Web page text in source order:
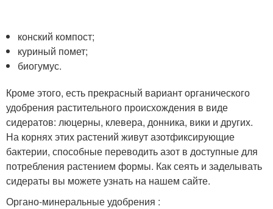
конский компост;
куриный помет;
биогумус.
Кроме этого, есть прекрасный вариант органического
удобрения растительного происхождения в виде
сидератов: люцерны, клевера, донника, вики и других.
На корнях этих растений живут азотфиксирующие
бактерии, способные переводить азот в доступные для
потребления растением формы. Как сеять и заделывать
сидераты вы можете узнать на нашем сайте.
Органо-минеральные удобрения :